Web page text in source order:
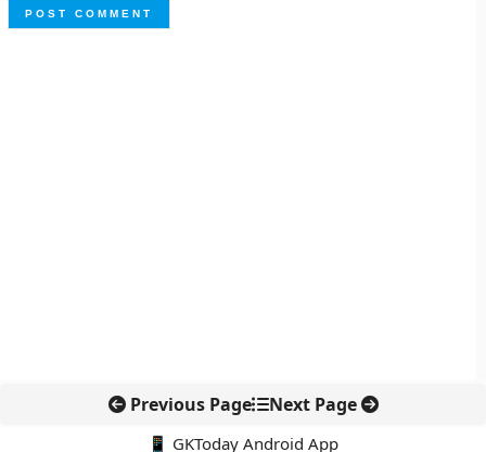
Previous Page Next Page
📱 GKToday Android App